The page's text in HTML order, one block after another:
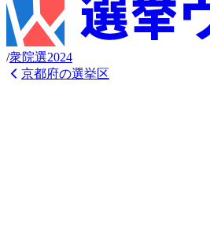
/衆院選2024
京都府の選挙区